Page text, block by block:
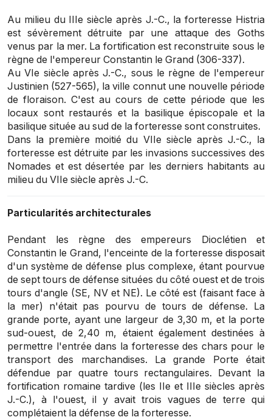
Au milieu du IIIe siècle après J.-C., la forteresse Histria
est sévèrement détruite par une attaque des Goths
venus par la mer. La fortification est reconstruite sous le
règne de l'empereur Constantin le Grand (306-337).
Au VIe siècle après J.-C., sous le règne de l'empereur
Justinien (527-565), la ville connut une nouvelle période
de floraison. C'est au cours de cette période que les
locaux sont restaurés et la basilique épiscopale et la
basilique située au sud de la forteresse sont construites.
Dans la première moitié du VIIe siècle après J.-C., la
forteresse est détruite par les invasions successives des
Nomades et est désertée par les derniers habitants au
milieu du VIIe siècle après J.-C.
Particularités architecturales
Pendant les règne des empereurs Dioclétien et
Constantin le Grand, l'enceinte de la forteresse disposait
d'un système de défense plus complexe, étant pourvue
de sept tours de défense situées du côté ouest et de trois
tours d'angle (SE, NV et NE). Le côté est (faisant face à
la mer) n'était pas pourvu de tours de défense. La
grande porte, ayant une largeur de 3,30 m, et la porte
sud-ouest, de 2,40 m, étaient également destinées à
permettre l'entrée dans la forteresse des chars pour le
transport des marchandises. La grande Porte était
défendue par quatre tours rectangulaires. Devant la
fortification romaine tardive (les IIe et IIIe siècles après
J.-C.), à l'ouest, il y avait trois vagues de terre qui
complétaient la défense de la forteresse.